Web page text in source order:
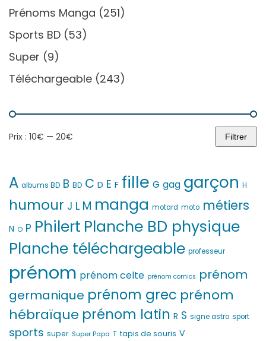
Prénoms Manga (251)
Sports BD (53)
Super (9)
Téléchargeable (243)
Prix
Prix
Filtrer
Prix : 10€ — 20€
A albums BD B BD C D E F fille G gag garçon H
humour J L M manga motard moto métiers
N O P Philert Planche BD physique
Planche téléchargeable professeur
prénom prénom celte prénom comics prénom
germanique prénom grec prénom
hébraïque prénom latin R S signe astro sport
sports super Super Papa T tapis de souris V